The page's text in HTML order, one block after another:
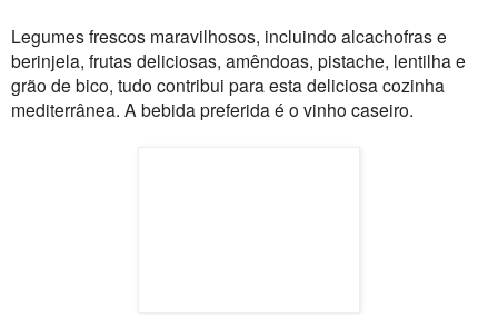
Legumes frescos maravilhosos, incluindo alcachofras e
berinjela, frutas deliciosas, amêndoas, pistache, lentilha e
grão de bico, tudo contribui para esta deliciosa cozinha
mediterrânea. A bebida preferida é o vinho caseiro.